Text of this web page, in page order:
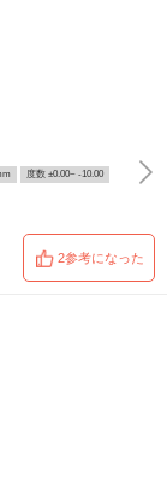
度数 ±0.00~ -10.00
2参考になった